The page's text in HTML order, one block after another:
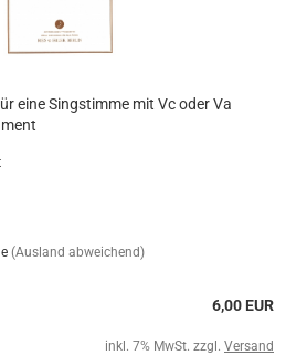
eine Singstimme mit Vc oder Va
(Ausland abweichend)
6,00 EUR
inkl. 7% MwSt. zzgl. Versand